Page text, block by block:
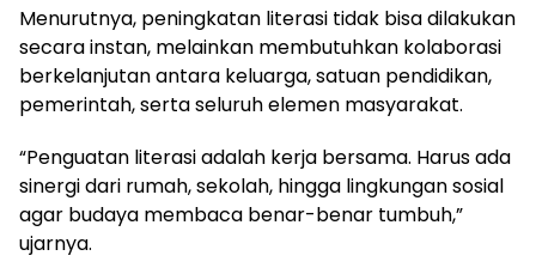
Menurutnya, peningkatan literasi tidak bisa dilakukan
secara instan, melainkan membutuhkan kolaborasi
berkelanjutan antara keluarga, satuan pendidikan,
pemerintah, serta seluruh elemen masyarakat.
“Penguatan literasi adalah kerja bersama. Harus ada
sinergi dari rumah, sekolah, hingga lingkungan sosial
agar budaya membaca benar-benar tumbuh,”
ujarnya.